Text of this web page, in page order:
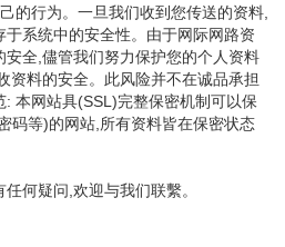
的行为。一旦我们收到您传送的资料,
系统中的安全性。由于网际网路资
全,儘管我们努力保护您的个人资料
资料的安全。此风险并不在诚品承担
本网站具(SSL)完整保密机制可以保
码等)的网站,所有资料皆在保密状态
何疑问,欢迎与我们联繫。